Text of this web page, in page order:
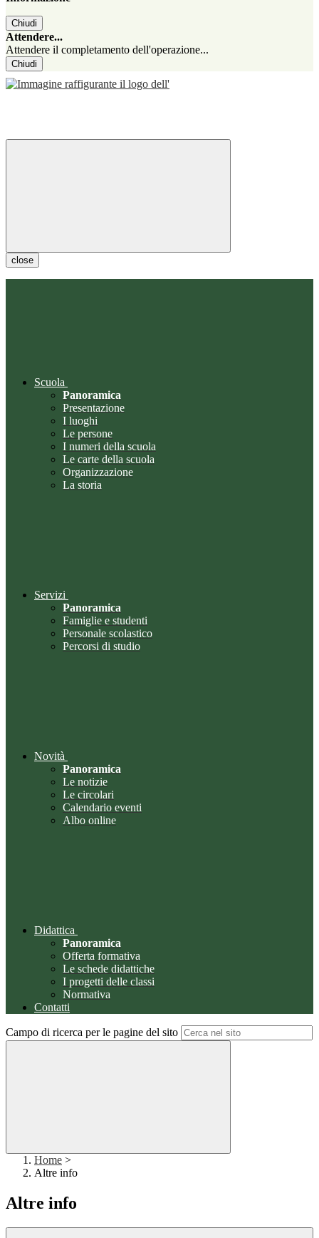
Chiudi
Attendere...
Attendere il completamento dell'operazione...
Chiudi
close
Scuola
Panoramica
Presentazione
I luoghi
Le persone
I numeri della scuola
Le carte della scuola
Organizzazione
La storia
Servizi
Panoramica
Famiglie e studenti
Personale scolastico
Percorsi di studio
Novità
Panoramica
Le notizie
Le circolari
Calendario eventi
Albo online
Didattica
Panoramica
Offerta formativa
Le schede didattiche
I progetti delle classi
Normativa
Contatti
Campo di ricerca per le pagine del sito
Home >
Altre info
Altre info